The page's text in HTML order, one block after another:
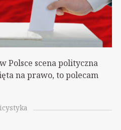
Polsce scena polityczna
na prawo, to polecam